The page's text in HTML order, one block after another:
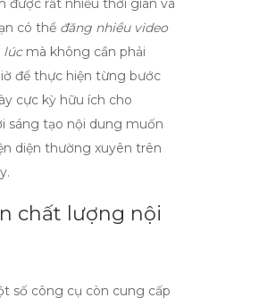
được rất nhiều thời gian và
có thể đăng nhiều video
lúcmà không cần phải
để thực hiện từng bước
cực kỳ hữu ích cho
sáng tạo nội dung muốn
diện thường xuyên trên
chất lượng nội
số công cụ còn cung cấp